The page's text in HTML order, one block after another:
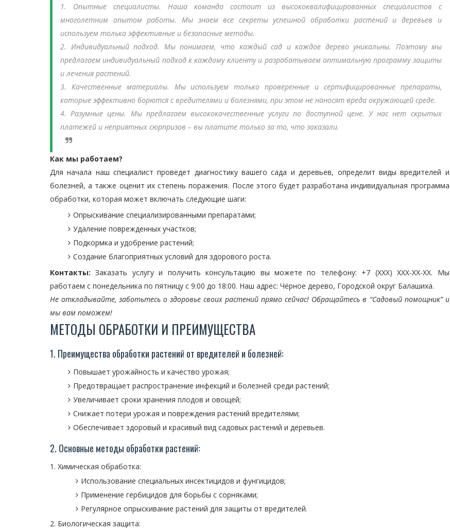
1. Опытные специалисты.
Наша команда состоит из высококвалифицированных специалистов с
многолетним опытом работы. Мы знаем все секреты успешной обработки растений и деревьев и
используем только эффективные и безопасные методы.
2. Индивидуальный подход. Мы понимаем, что каждый сад и каждое дерево уникальны. Поэтому мы
предлагаем индивидуальный подход к каждому клиенту и разрабатываем оптимальную программу защиты
и лечения растений.
3. Качественные материалы. Мы используем только проверенные и сертифицированные препараты,
которые эффективно борются с вредителями и болезнями, при этом не наносят вреда окружающей среде.
4. Разумные цены. Мы предлагаем высококачественные услуги по доступной цене. У нас нет скрытых
платежей и неприятных сюрпризов – вы платите только за то, что заказали.
Как мы работаем?
Для начала наш специалист проведет диагностику вашего сада и деревьев, определит виды вредителей и
болезней, а также оценит их степень поражения. После этого будет разработана индивидуальная программа
обработки, которая может включать следующие шаги:
Опрыскивание специализированными препаратами;
Удаление поврежденных участков;
Подкормка и удобрение растений;
Создание благоприятных условий для здорового роста.
Контакты: Заказать услугу и получить консультацию вы можете по телефону: +7 (XXX) XXX-XX-XX. Мы
работаем с понедельника по пятницу с 9:00 до 18:00. Наш адрес: Чёрное дерево, Городской округ Балашиха.
Не откладывайте, заботьтесь о здоровье своих растений прямо сейчас! Обращайтесь в “Садовый помощник” и
мы вам поможем!
МЕТОДЫ ОБРАБОТКИ И ПРЕИМУЩЕСТВА
1. Преимущества обработки растений от вредителей и болезней:
Повышает урожайность и качество урожая;
Предотвращает распространение инфекций и болезней среди растений;
Увеличивает сроки хранения плодов и овощей;
Снижает потери урожая и повреждения растений вредителями;
Обеспечивает здоровый и красивый вид садовых растений и деревьев.
2. Основные методы обработки растений:
Химическая обработка:
Использование специальных инсектицидов и фунгицидов;
Применение гербицидов для борьбы с сорняками;
Регулярное опрыскивание растений для защиты от вредителей.
Биологическая защита: